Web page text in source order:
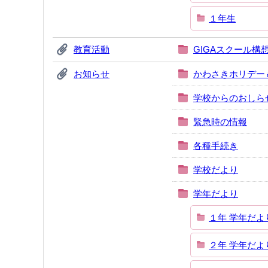
１年生
教育活動 GIGAスクール構
お知らせ かわさきホリデー
学校からのおしら
緊急時の情報
各種手続き
学校だより
学年だより
１年 学年だよ
２年 学年だよ